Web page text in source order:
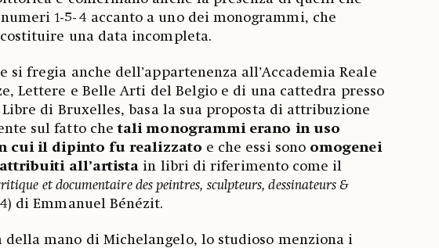
1-5-4 accanto a uno dei monogrammi, che
una data incompleta.
si fregia anche dell’appartenenza all’Accademia Reale
Lettere e Belle Arti del Belgio e di una cattedra presso
Libre di Bruxelles, basa la sua proposta di attribuzione
sul fatto chetali monogrammi erano in uso
cui il dipinto fu realizzato e che essi sono omogenei
all’artista in libri di riferimento come il
et documentaire des peintres, sculpteurs, dessinateurs &
di Emmanuel Bénézit.
della mano di Michelangelo, lo studioso menziona i